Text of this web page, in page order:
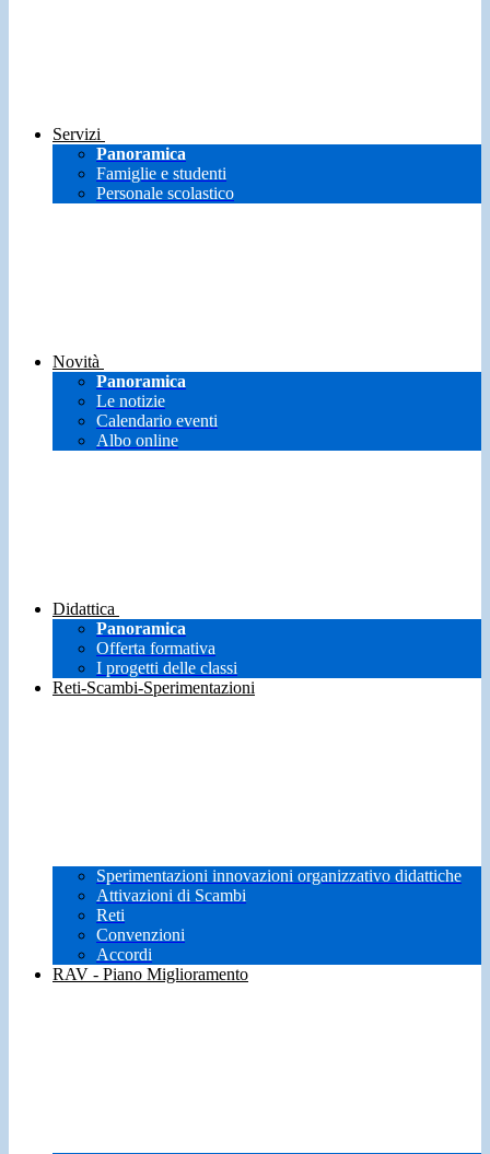
Servizi
Panoramica
Famiglie e studenti
Personale scolastico
Novità
Panoramica
Le notizie
Calendario eventi
Albo online
Didattica
Panoramica
Offerta formativa
I progetti delle classi
Reti-Scambi-Sperimentazioni
Sperimentazioni innovazioni organizzativo didattiche
Attivazioni di Scambi
Reti
Convenzioni
Accordi
RAV - Piano Miglioramento